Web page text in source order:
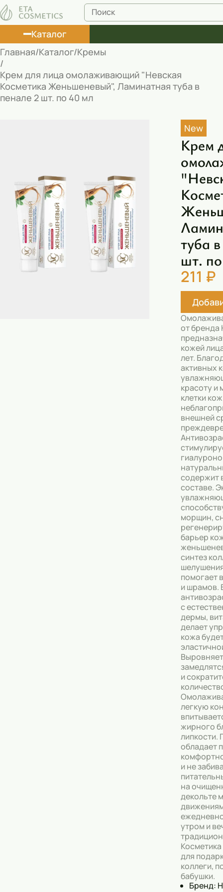
Каталог
Лосьоны
Туши
Пена для ванны
Румяна
Скрабы
Блески
Гели
Главная Каталог Кремы
Крем для лица омолаживающий "Невская
Косметика Женьшеневый", Ламинатная туба в
пенале 2 шт. по 40 мл
New
Крем
туба
шт.
211 ₽
от бренда
кожей
лет.
активных
красоту и
клетки
внешней
содержит
составе.
морщин,
барьер
синтез
помогает
и шрамов.
с
дермы,
делает
кожа
и
легкую
жирного
липкости.
обладает
и не
на
декольте
утром и
для
коллеги,
бабушки.
Бренд: